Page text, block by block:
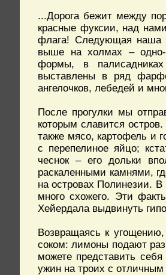
...Дорога бежит между
красные фуксии, над
флага! Следующая наша
выше на холмах – одно-
формы, в
выставлены в ряд
ангелочков, лебедей и
После прогулки мы
которым славится
также мясо, картофель и
с перепелиное яйцо;
чеснок – его дольки
раскаленными камнями,
на островах Полинезии. В
много схожего. Эти
Хейердала выдвинуть
Возвращаясь к
соком: лимоны подают
можете представить
ужин на троих с